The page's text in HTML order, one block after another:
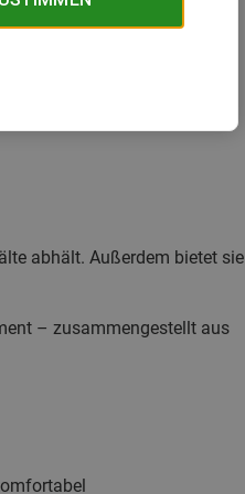
abhält. Außerdem bietet sie
– zusammengestellt aus